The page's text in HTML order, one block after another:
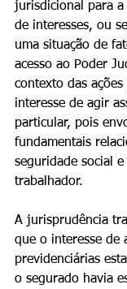
jurisdicional para
de interesses, ou
uma situação de
acesso ao Poder
contexto das
interesse de agir
particular, pois
fundamentais
seguridade social
trabalhador.
A jurisprudência
que o interesse de
previdenciárias
o segurado havia